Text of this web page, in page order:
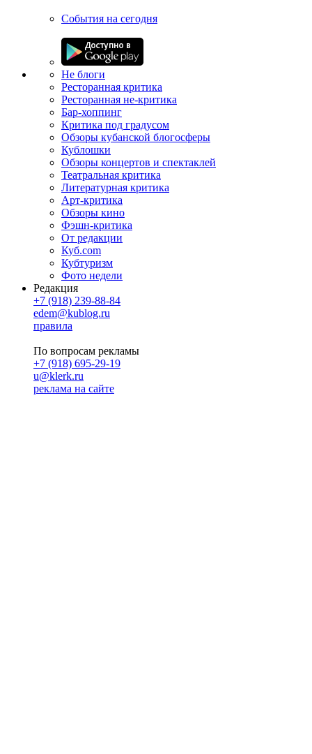
События на сегодня
Не блоги
Ресторанная критика
Ресторанная не-критика
Бар-хоппинг
Критика под градусом
Обзоры кубанской блогосферы
Кублошки
Обзоры концертов и спектаклей
Театральная критика
Литературная критика
Арт-критика
Обзоры кино
Фэшн-критика
От редакции
Куб.com
Кубтуризм
Фото недели
Редакция
+7 (918) 239-88-84
edem@kublog.ru
правила
По вопросам рекламы
+7 (918) 695-29-19
u@klerk.ru
реклама на сайте